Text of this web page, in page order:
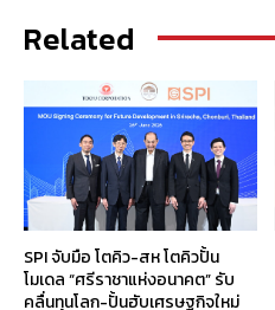
Related
SPI จับมือ โตคิว-สห โตคิวปั้น
โมเดล “ศรีราชาแห่งอนาคต” รับ
คลื่นทุนโลก-ปั้นฮับเศรษฐกิจใหม่